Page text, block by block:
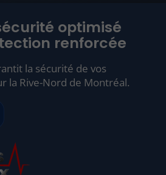
optimisé
renforcée
la sécurité de vos
la Rive-Nord de Montréal.